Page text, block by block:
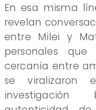
En esa misma
revelan
entre Milei y
personales
cercanía entre
se viralizaron